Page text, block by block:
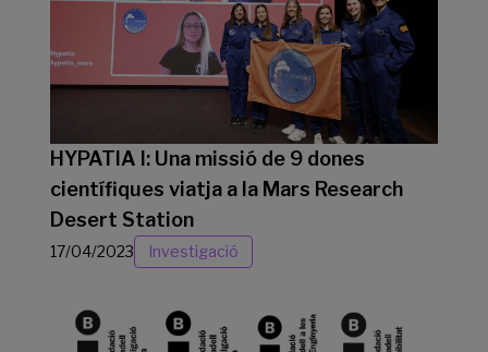
HYPATIA I: Una missió de 9 dones
científiques viatja a la Mars Research
Desert Station
17/04/2023 Investigació